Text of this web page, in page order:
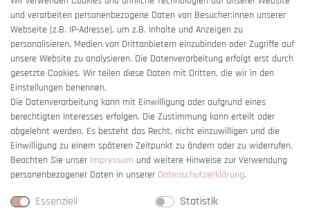
Impressum
Barrierefreiheitserklärung
Vertrag widerrufen
und verarbeiten personenbezogene Daten von Besucher:innen unserer
Webseite (z.B. IP-Adresse), um z.B. Inhalte und Anzeigen zu
personalisieren, Medien von Drittanbietern einzubinden oder Zugriffe auf
unsere Website zu analysieren. Die Datenverarbeitung erfolgt erst durch
gesetzte Cookies. Wir teilen diese Daten mit Dritten, die wir in den
Einstellungen benennen.
Die Datenverarbeitung kann mit Einwilligung oder aufgrund eines
berechtigten Interesses erfolgen. Die Zustimmung kann erteilt oder
abgelehnt werden. Es besteht das Recht, nicht einzuwilligen und die
Einwilligung zu einem späteren Zeitpunkt zu ändern oder zu widerrufen.
Beachten Sie unser Impressum und weitere Hinweise zur Verwendung
personenbezogener Daten in unserer Daten­schutz­erklärung.
Essenziell Statistik